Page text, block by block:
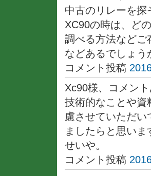
中古のリレーを探
XC90の時は、ど
調べる方法などご
などあるでしょう
コメント投稿
Xc90様、コメン
技術的なことや資
慮させていただ
ましたらと思い
せいや。
コメント投稿